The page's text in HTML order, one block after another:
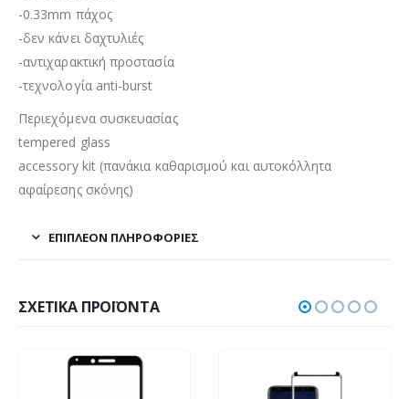
-0.33mm πάχος
-δεν κάνει δαχτυλιές
-αντιχαρακτική προστασία
-τεχνολογία anti-burst
Περιεχόμενα συσκευασίας
tempered glass
accessory kit (πανάκια καθαρισμού και αυτοκόλλητα
αφαίρεσης σκόνης)
ΕΠΙΠΛΈΟΝ ΠΛΗΡΟΦΟΡΊΕΣ
ΣΧΕΤΙΚΆ ΠΡΟΪΌΝΤΑ